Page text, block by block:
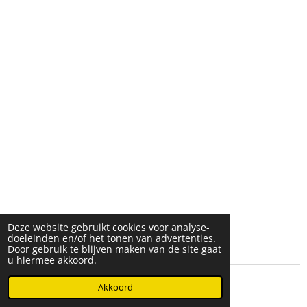
Deze website gebruikt cookies voor analyse-
doeleinden en/of het tonen van advertenties.
Door gebruik te blijven maken van de site gaat
u hiermee akkoord.
Akkoord
© 2025- 2026 Djöz mode